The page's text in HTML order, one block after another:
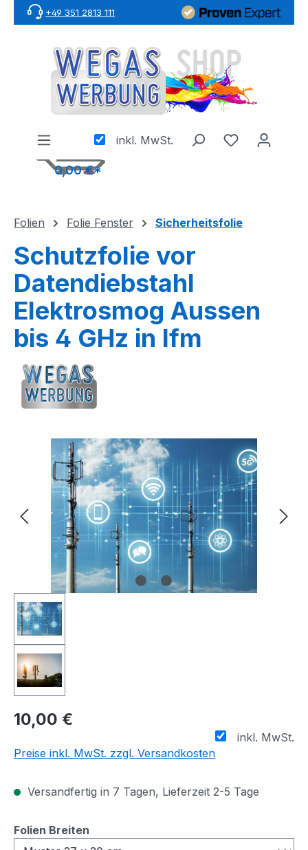
Zum Hauptinhalt springen
+49 351 2813 111
inkl. MwSt.
0,00 €*
Folien Folie Fenster Sicherheitsfolie
Schutzfolie vor
Datendiebstahl
Elektrosmog Aussen
bis 4 GHz in lfm
Bildergalerie überspringen
10,00 €
inkl. MwSt.
Preise inkl. MwSt. zzgl. Versandkosten
Versandfertig in 7 Tagen, Lieferzeit 2-5 Tage
Folien Breiten